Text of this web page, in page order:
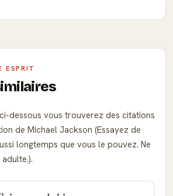
ESPRIT
dessous vous trouverez des citations
de Michael Jackson (Essayez de
longtemps que vous le pouvez. Ne